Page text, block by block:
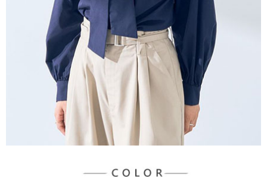
易，需依本服務之必要範圍內提供個人資料，並將交易相關給付款項請求債
權轉讓予恩沛科技股份有限公司。
２．關於個人資料處理事宜，請瀏覽以下網址：
https://aftee.tw/terms/#terms3
３．未成年的使用者請事先徵得法定代理人或監護人之同意方可使用
「AFTEE先享後付」，若未經同意申辦者引起之損失，本公司不負相關責
４．使用「AFTEE先享後付」時，將依據個別帳號之用戶狀況，依本公司即
時審查核予不同之上限額度；若仍有額度不足之情形，本公司將視審查結果
請求用戶進行身份認證。
５．嚴禁一人註冊多個帳號或使用他人資訊註冊。若發現惡意使用之情形，
恩沛科技股份有限公司將有權停止該用戶之使用額度並採取法律行動。
7-11純取貨
每筆NT$60，滿NT$888(含以上)免運費
每筆NT$90，滿NT$888(含以上)免運費